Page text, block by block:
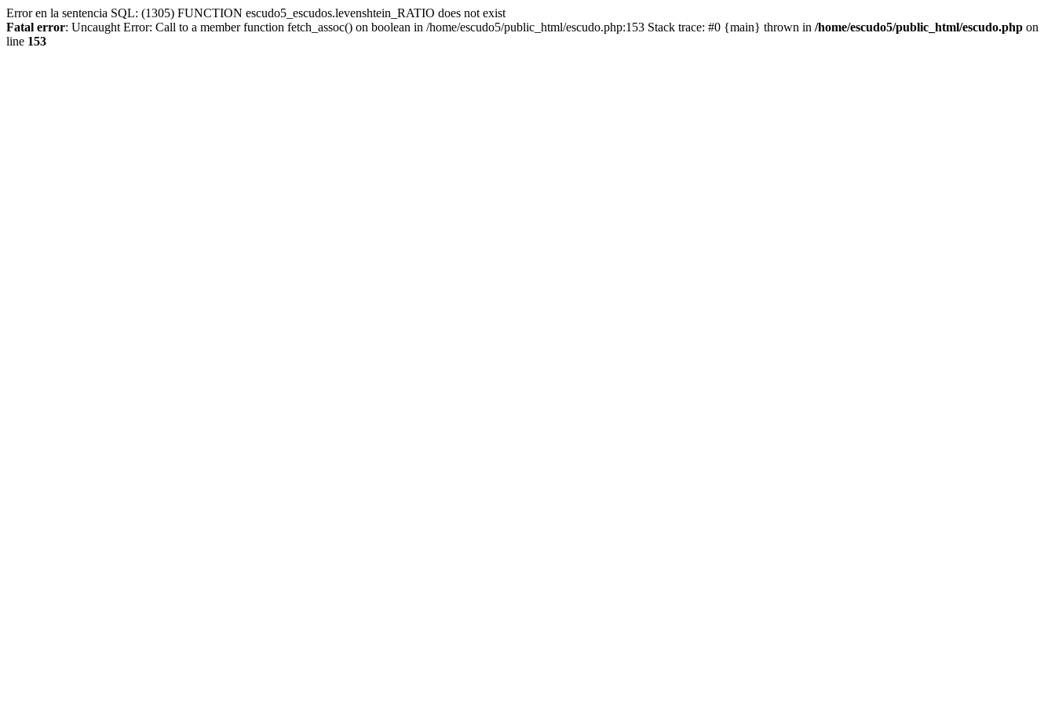
Error en la sentencia SQL: (1305) FUNCTION escudo5_escudos.levenshtein_RATIO does not exist
Fatal error: Uncaught Error: Call to a member function fetch_assoc() on boolean in /home/escudo5/public_html/escudo.php:153 Stack trace: #0 {main} thrown in /home/escudo5/public_html/escudo.php on
line 153